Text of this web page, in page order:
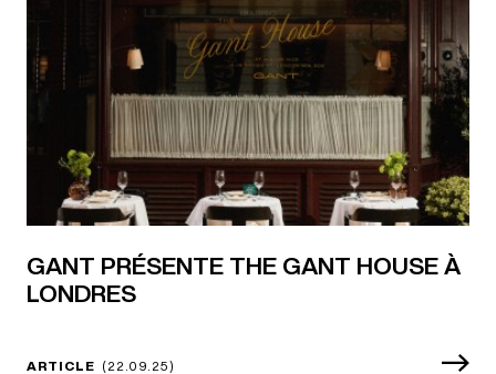
GANT PRÉSENTE THE GANT HOUSE À
LONDRES
ARTICLE (22.09.25)